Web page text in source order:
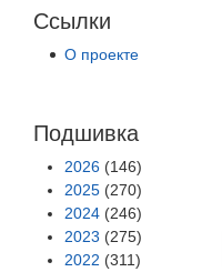
Ссылки
О проекте
Подшивка
2026 (146)
2025 (270)
2024 (246)
2023 (275)
2022 (311)